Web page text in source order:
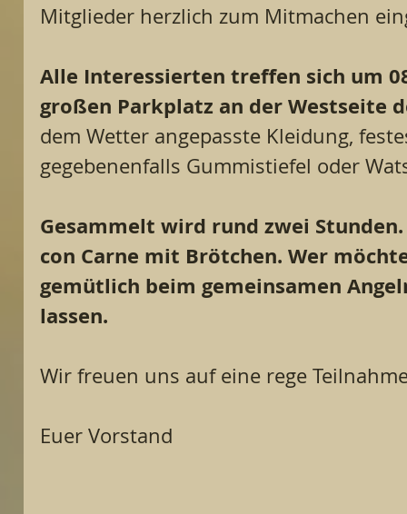
Mitglieder herzlich zum Mitmachen
Alle Interessierten treffen sich um
großen Parkplatz an der Westseite
dem Wetter angepasste Kleidung,
gegebenenfalls Gummistiefel oder
Gesammelt wird rund zwei
con Carne mit Brötchen. Wer
gemütlich beim gemeinsamen
lassen.
Wir freuen uns auf eine rege
Euer Vorstand